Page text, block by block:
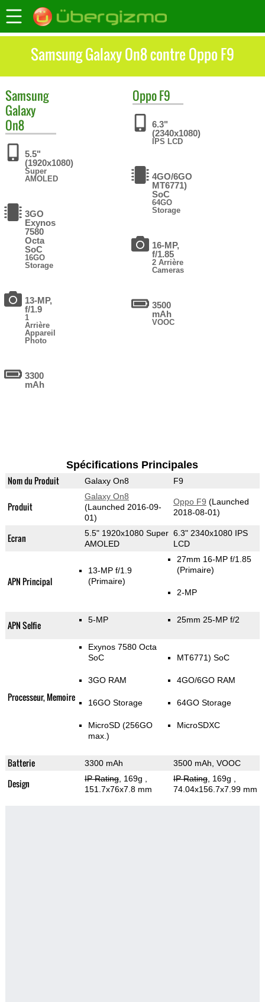
Samsung Galaxy On8 contre Oppo F9
Samsung
Galaxy
On8
5.5"
(1920x1080)
Super
AMOLED
3GO
Exynos
7580
Octa
SoC
16GO
Storage
13-MP,
f/1.9
1
Arrière
Appareil
Photo
3300
mAh
OppoF9
6.3"
(2340x1080)
IPS LCD
4GO/6GO
MT6771)
SoC
64GO
Storage
16-MP,
f/1.85
2 Arrière
Cameras
3500
mAh
VOOC
Spécifications Principales
Nom du Produit Galaxy On8 F9
Produit
Galaxy On8
(Launched 2016-09-
01)
Oppo F9 (Launched
2018-08-01)
Ecran
5.5" 1920x1080 Super
AMOLED
6.3" 2340x1080 IPS
LCD
APN Principal
13-MP f/1.9
(Primaire)
27mm 16-MP f/1.85
(Primaire)
2-MP
APN Selfie 5-MP 25mm 25-MP f/2
Processeur, Memoire
Exynos 7580 Octa
SoC
3GO RAM
16GO Storage
MicroSD (256GO
max.)
MT6771) SoC
4GO/6GO RAM
64GO Storage
MicroSDXC
Batterie 3300 mAh 3500 mAh, VOOC
Design IP Rating, 169g
151.7x76x7.8 mm
IP Rating, 169g
74.04x156.7x7.99 mm